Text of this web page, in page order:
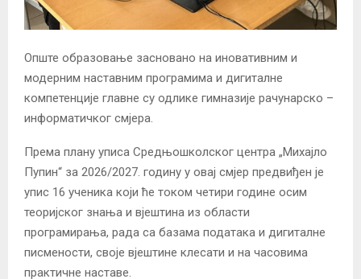
Опште образовање засновано на иновативним и
модерним наставним програмима и дигиталне
компетенције главне су одлике гимназије рачунарско –
информатичког смјера.
Према плану уписа Средњошколског центра „Михајло
Пупин“ за 2026/2027. годину у овај смјер предвиђен је
упис 16 ученика који ће током четири године осим
теоријског знања и вјештина из области
програмирања, рада са базама података и дигиталне
писмености, своје вјештине клесати и на часовима
практичне наставе.